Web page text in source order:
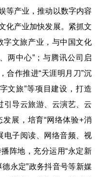
等产业，推动以数字内容
化产业加快发展。紧抓文
字文旅产业，与中国文化
两中心”；与腾讯公司启
，合作推进“天涯明月刀”沉
文旅”等项目建设，打造
引导云旅游、云演艺、云
发展，培育“网络体验+消
电子阅读、网络音频、视
阵地，充分运用“永定新
德永定”政务抖音号等新媒